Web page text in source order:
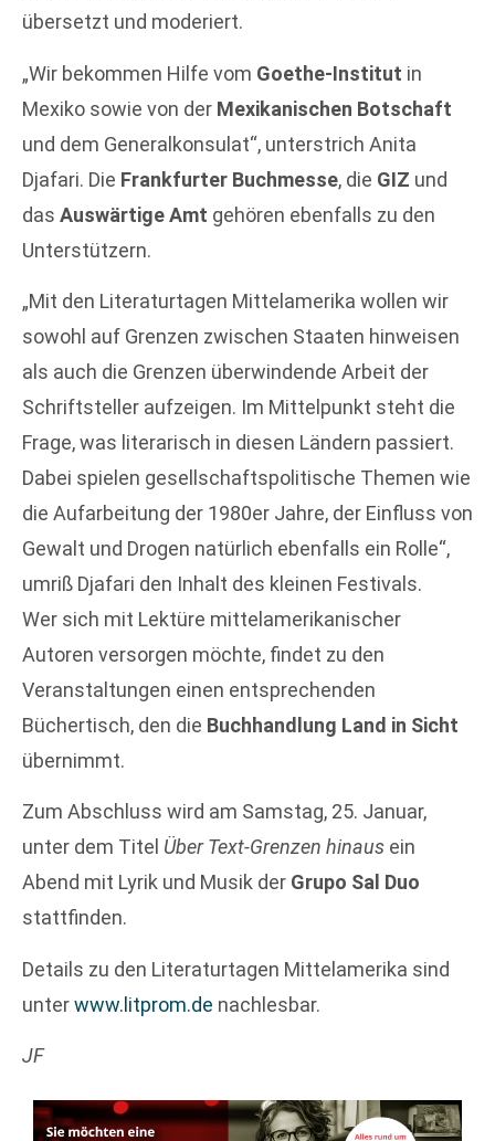
übersetzt und moderiert.
„Wir bekommen Hilfe vom Goethe-Institut in
Mexiko sowie von der Mexikanischen Botschaft
und dem Generalkonsulat“, unterstrich Anita
Djafari. Die Frankfurter Buchmesse, die GIZ und
das Auswärtige Amt gehören ebenfalls zu den
Unterstützern.
„Mit den Literaturtagen Mittelamerika wollen wir
sowohl auf Grenzen zwischen Staaten hinweisen
als auch die Grenzen überwindende Arbeit der
Schriftsteller aufzeigen. Im Mittelpunkt steht die
Frage, was literarisch in diesen Ländern passiert.
Dabei spielen gesellschaftspolitische Themen wie
die Aufarbeitung der 1980er Jahre, der Einfluss von
Gewalt und Drogen natürlich ebenfalls ein Rolle“,
umriß Djafari den Inhalt des kleinen Festivals.
Wer sich mit Lektüre mittelamerikanischer
Autoren versorgen möchte, findet zu den
Veranstaltungen einen entsprechenden
Büchertisch, den die Buchhandlung Land in Sicht
übernimmt.
Zum Abschluss wird am Samstag, 25. Januar,
unter dem Titel Über Text-Grenzen hinaus ein
Abend mit Lyrik und Musik der Grupo Sal Duo
stattfinden.
Details zu den Literaturtagen Mittelamerika sind
unterwww.litprom.de nachlesbar.
JF